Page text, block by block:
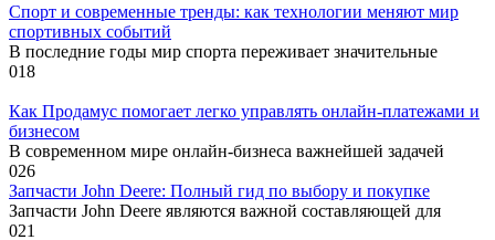
Спорт и современные тренды: как технологии меняют мир
спортивных событий
В последние годы мир спорта переживает значительные
018
Как Продамус помогает легко управлять онлайн-платежами и
бизнесом
В современном мире онлайн-бизнеса важнейшей задачей
026
Запчасти John Deere: Полный гид по выбору и покупке
Запчасти John Deere являются важной составляющей для
021